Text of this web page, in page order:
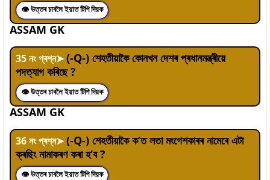
👁 উত্তৰ চাবলৈ ইয়াত টিপি দিয়ক
ASSAM GK
35নং প্ৰশ্ন➤(-Q-) শেহতীয়াকৈ কোনখন দেশৰ প্ৰধানমন্ত্ৰীয়ে
পদত্যাগ কৰিছে ?
👁 উত্তৰ চাবলৈ ইয়াত টিপি দিয়ক
ASSAM GK
36নং প্ৰশ্ন➤(-Q-) শেহতীয়াকৈ ক’ত লতা মংগেশকাৰৰ নামেৰে এটা
ক্ৰছিং নামাকৰণ কৰা হ’ব ?
👁 উত্তৰ চাবলৈ ইয়াত টিপি দিয়ক